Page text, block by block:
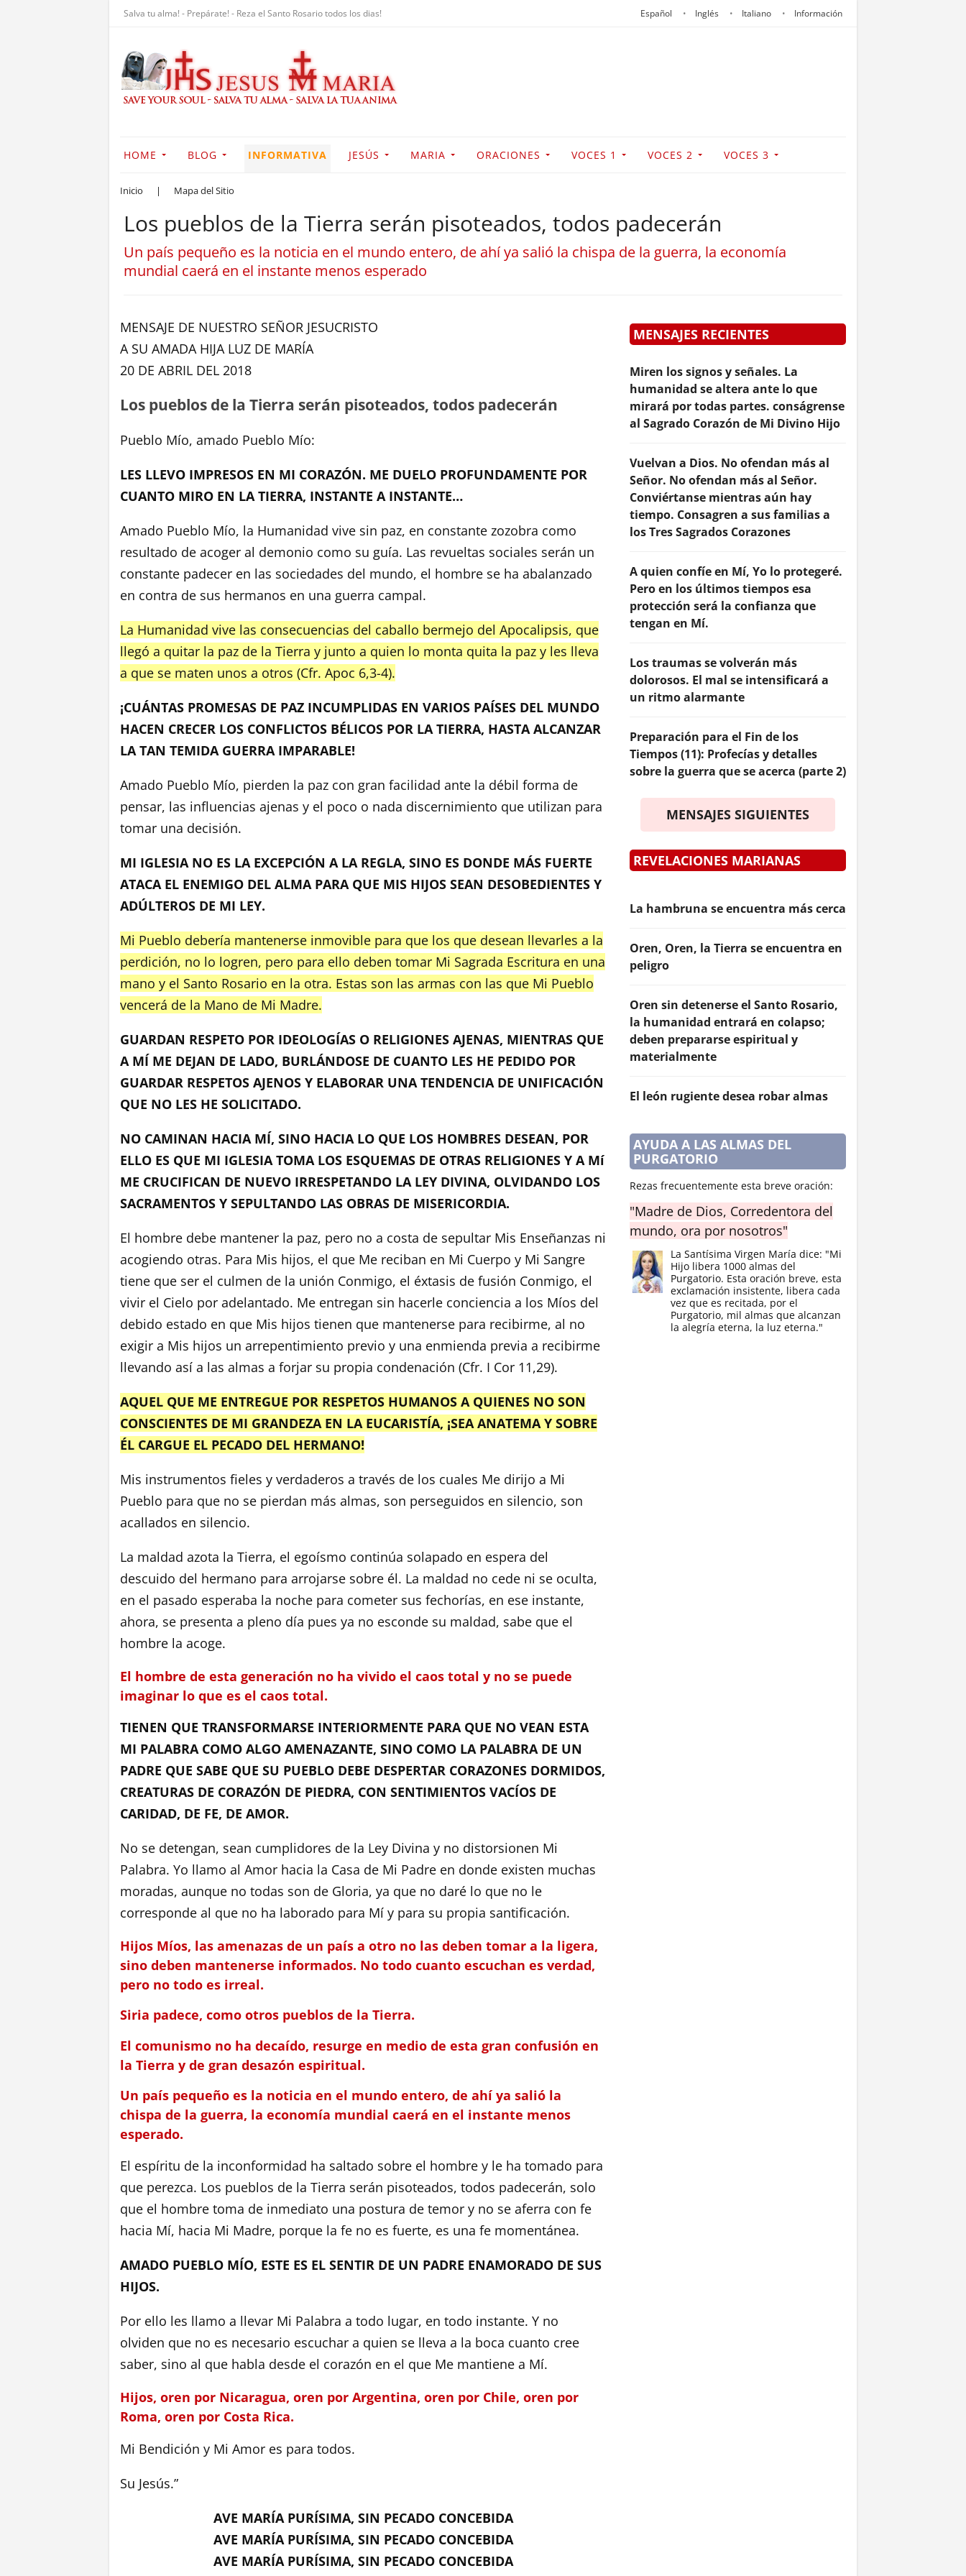
Salva tu alma! - Prepárate! - Reza el Santo Rosario todos los dias! Español Inglés Italiano Información
HOME BLOG INFORMATIVA JESÚS MARIA ORACIONES VOCES 1 VOCES 2 VOCES 3
Inicio | Mapa del Sitio
Los pueblos de la Tierra serán pisoteados, todos padecerán
Un país pequeño es la noticia en el mundo entero, de ahí ya salió la chispa de la guerra, la economía
mundial caerá en el instante menos esperado
MENSAJE DE NUESTRO SEÑOR JESUCRISTO
A SU AMADA HIJA LUZ DE MARÍA
20 DE ABRIL DEL 2018
Los pueblos de la Tierra serán pisoteados, todos padecerán
Pueblo Mío, amado Pueblo Mío:
LES LLEVO IMPRESOS EN MI CORAZÓN. ME DUELO PROFUNDAMENTE POR
CUANTO MIRO EN LA TIERRA, INSTANTE A INSTANTE…
Amado Pueblo Mío, la Humanidad vive sin paz, en constante zozobra como
resultado de acoger al demonio como su guía. Las revueltas sociales serán un
constante padecer en las sociedades del mundo, el hombre se ha abalanzado
en contra de sus hermanos en una guerra campal.
La Humanidad vive las consecuencias del caballo bermejo del Apocalipsis, que
llegó a quitar la paz de la Tierra y junto a quien lo monta quita la paz y les lleva
a que se maten unos a otros (Cfr. Apoc 6,3-4).
¡CUÁNTAS PROMESAS DE PAZ INCUMPLIDAS EN VARIOS PAÍSES DEL MUNDO
HACEN CRECER LOS CONFLICTOS BÉLICOS POR LA TIERRA, HASTA ALCANZAR
LA TAN TEMIDA GUERRA IMPARABLE!
Amado Pueblo Mío, pierden la paz con gran facilidad ante la débil forma de
pensar, las influencias ajenas y el poco o nada discernimiento que utilizan para
tomar una decisión.
MI IGLESIA NO ES LA EXCEPCIÓN A LA REGLA, SINO ES DONDE MÁS FUERTE
ATACA EL ENEMIGO DEL ALMA PARA QUE MIS HIJOS SEAN DESOBEDIENTES Y
ADÚLTEROS DE MI LEY.
Mi Pueblo debería mantenerse inmovible para que los que desean llevarles a la
perdición, no lo logren, pero para ello deben tomar Mi Sagrada Escritura en una
mano y el Santo Rosario en la otra. Estas son las armas con las que Mi Pueblo
vencerá de la Mano de Mi Madre.
GUARDAN RESPETO POR IDEOLOGÍAS O RELIGIONES AJENAS, MIENTRAS QUE
A MÍ ME DEJAN DE LADO, BURLÁNDOSE DE CUANTO LES HE PEDIDO POR
GUARDAR RESPETOS AJENOS Y ELABORAR UNA TENDENCIA DE UNIFICACIÓN
QUE NO LES HE SOLICITADO.
NO CAMINAN HACIA MÍ, SINO HACIA LO QUE LOS HOMBRES DESEAN, POR
ELLO ES QUE MI IGLESIA TOMA LOS ESQUEMAS DE OTRAS RELIGIONES Y A Mí
ME CRUCIFICAN DE NUEVO IRRESPETANDO LA LEY DIVINA, OLVIDANDO LOS
SACRAMENTOS Y SEPULTANDO LAS OBRAS DE MISERICORDIA.
El hombre debe mantener la paz, pero no a costa de sepultar Mis Enseñanzas ni
acogiendo otras. Para Mis hijos, el que Me reciban en Mi Cuerpo y Mi Sangre
tiene que ser el culmen de la unión Conmigo, el éxtasis de fusión Conmigo, el
vivir el Cielo por adelantado. Me entregan sin hacerle conciencia a los Míos del
debido estado en que Mis hijos tienen que mantenerse para recibirme, al no
exigir a Mis hijos un arrepentimiento previo y una enmienda previa a recibirme
llevando así a las almas a forjar su propia condenación (Cfr. I Cor 11,29).
AQUEL QUE ME ENTREGUE POR RESPETOS HUMANOS A QUIENES NO SON
CONSCIENTES DE MI GRANDEZA EN LA EUCARISTÍA, ¡SEA ANATEMA Y SOBRE
ÉL CARGUE EL PECADO DEL HERMANO!
Mis instrumentos fieles y verdaderos a través de los cuales Me dirijo a Mi
Pueblo para que no se pierdan más almas, son perseguidos en silencio, son
acallados en silencio.
La maldad azota la Tierra, el egoísmo continúa solapado en espera del
descuido del hermano para arrojarse sobre él. La maldad no cede ni se oculta,
en el pasado esperaba la noche para cometer sus fechorías, en ese instante,
ahora, se presenta a pleno día pues ya no esconde su maldad, sabe que el
hombre la acoge.
El hombre de esta generación no ha vivido el caos total y no se puede
imaginar lo que es el caos total.
TIENEN QUE TRANSFORMARSE INTERIORMENTE PARA QUE NO VEAN ESTA
MI PALABRA COMO ALGO AMENAZANTE, SINO COMO LA PALABRA DE UN
PADRE QUE SABE QUE SU PUEBLO DEBE DESPERTAR CORAZONES DORMIDOS,
CREATURAS DE CORAZÓN DE PIEDRA, CON SENTIMIENTOS VACÍOS DE
CARIDAD, DE FE, DE AMOR.
No se detengan, sean cumplidores de la Ley Divina y no distorsionen Mi
Palabra. Yo llamo al Amor hacia la Casa de Mi Padre en donde existen muchas
moradas, aunque no todas son de Gloria, ya que no daré lo que no le
corresponde al que no ha laborado para Mí y para su propia santificación.
Hijos Míos, las amenazas de un país a otro no las deben tomar a la ligera,
sino deben mantenerse informados. No todo cuanto escuchan es verdad,
pero no todo es irreal.
Siria padece, como otros pueblos de la Tierra.
El comunismo no ha decaído, resurge en medio de esta gran confusión en
la Tierra y de gran desazón espiritual.
Un país pequeño es la noticia en el mundo entero, de ahí ya salió la
chispa de la guerra, la economía mundial caerá en el instante menos
esperado.
El espíritu de la inconformidad ha saltado sobre el hombre y le ha tomado para
que perezca. Los pueblos de la Tierra serán pisoteados, todos padecerán, solo
que el hombre toma de inmediato una postura de temor y no se aferra con fe
hacia Mí, hacia Mi Madre, porque la fe no es fuerte, es una fe momentánea.
AMADO PUEBLO MÍO, ESTE ES EL SENTIR DE UN PADRE ENAMORADO DE SUS
HIJOS.
Por ello les llamo a llevar Mi Palabra a todo lugar, en todo instante. Y no
olviden que no es necesario escuchar a quien se lleva a la boca cuanto cree
saber, sino al que habla desde el corazón en el que Me mantiene a Mí.
Hijos, oren por Nicaragua, oren por Argentina, oren por Chile, oren por
Roma, oren por Costa Rica.
Mi Bendición y Mi Amor es para todos.
Su Jesús.”
AVE MARÍA PURÍSIMA, SIN PECADO CONCEBIDA
AVE MARÍA PURÍSIMA, SIN PECADO CONCEBIDA
AVE MARÍA PURÍSIMA, SIN PECADO CONCEBIDA
MENSAJES RECIENTES
Miren los signos y señales. La
humanidad se altera ante lo que
mirará por todas partes. conságrense
al Sagrado Corazón de Mi Divino Hijo
Vuelvan a Dios. No ofendan más al
Señor. No ofendan más al Señor.
Conviértanse mientras aún hay
tiempo. Consagren a sus familias a
los Tres Sagrados Corazones
A quien confíe en Mí, Yo lo protegeré.
Pero en los últimos tiempos esa
protección será la confianza que
tengan en Mí.
Los traumas se volverán más
dolorosos. El mal se intensificará a
un ritmo alarmante
Preparación para el Fin de los
Tiempos (11): Profecías y detalles
sobre la guerra que se acerca (parte 2)
MENSAJES SIGUIENTES
REVELACIONES MARIANAS
La hambruna se encuentra más cerca
Oren, Oren, la Tierra se encuentra en
peligro
Oren sin detenerse el Santo Rosario,
la humanidad entrará en colapso;
deben prepararse espiritual y
materialmente
El león rugiente desea robar almas
AYUDA A LAS ALMAS DEL
PURGATORIO
Rezas frecuentemente esta breve oración:
"Madre de Dios, Corredentora del
mundo, ora por nosotros"
La Santísima Virgen María dice: "Mi
Hijo libera 1000 almas del
Purgatorio. Esta oración breve, esta
exclamación insistente, libera cada
vez que es recitada, por el
Purgatorio, mil almas que alcanzan
la alegría eterna, la luz eterna."